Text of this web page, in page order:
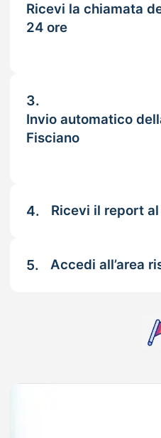
Ricevi la chiamata
24 ore
3.
Invio automatico
Fisciano
4. Ricevi il report
5. Accedi all’area